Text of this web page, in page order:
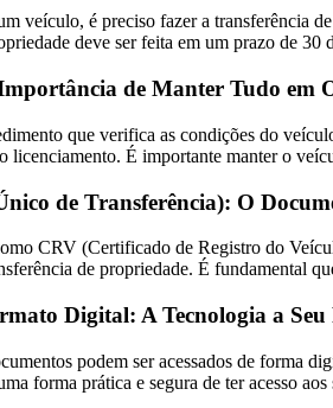
veículo, é preciso fazer a transferência
deve ser feita em um prazo de
de Manter Tudo em
que verifica as condições do
licenciamento. É importante manter o
de Transferência): O
CRV (Certificado de Registro do
de propriedade. É fundamental
Digital: A Tecnologia a
podem ser acessados de forma
forma prática e segura de ter acesso